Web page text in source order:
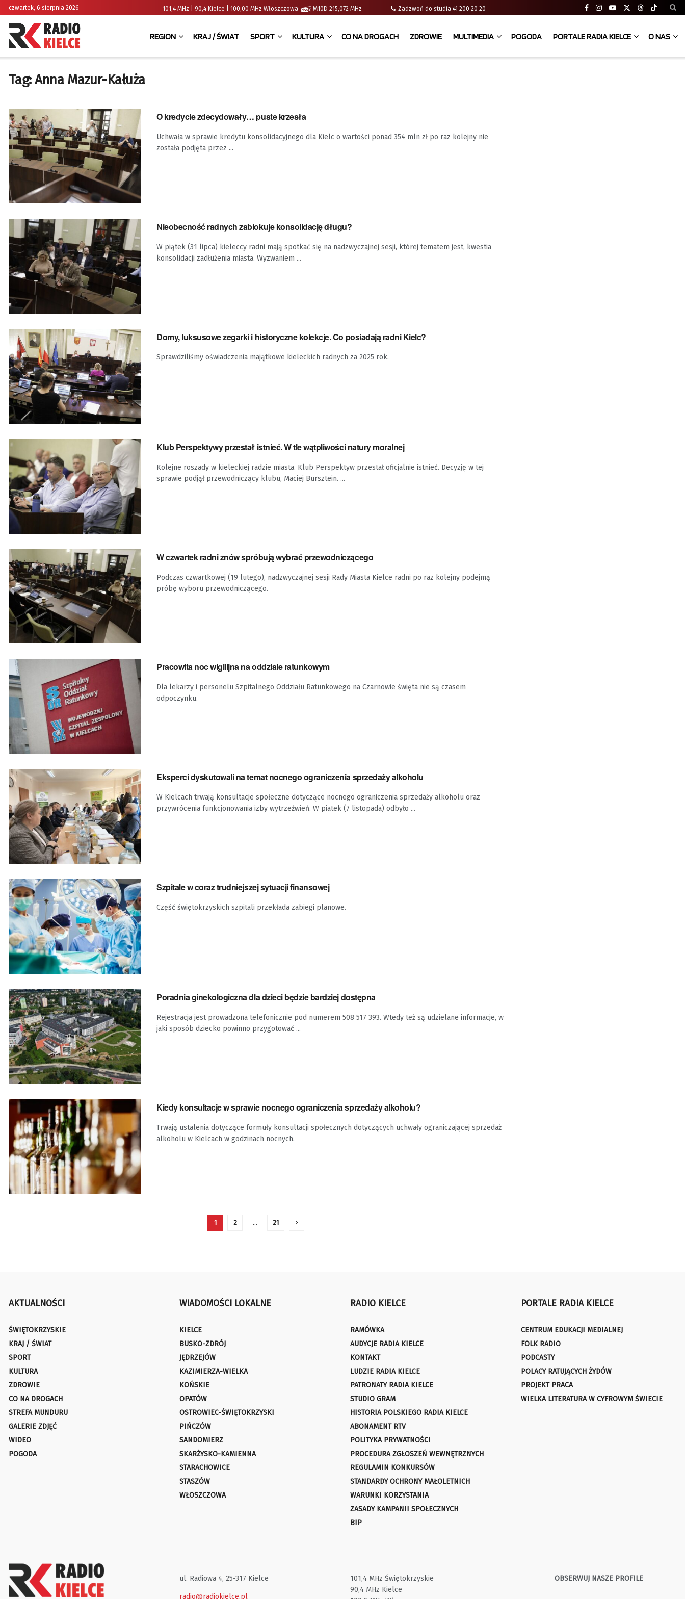
czwartek, 6 sierpnia 2026 101,4 MHz | 90,4 Kielce | 100,00 MHz Włoszczowa M10D 215,072 MHz Zadzwoń do studia 41 200 20 20
REGION KRAJ / ŚWIAT SPORT KULTURA CO NA DROGACH ZDROWIE MULTIMEDIA POGODA PORTALE RADIA KIELCE O NAS
Tag:Anna Mazur-Kałuża
O kredycie zdecydowały… puste krzesła
Uchwała w sprawie kredytu konsolidacyjnego dla Kielc o wartości ponad 354 mln zł po raz kolejny nie
została podjęta przez ...
Nieobecność radnych zablokuje konsolidację długu?
W piątek (31 lipca) kieleccy radni mają spotkać się na nadzwyczajnej sesji, której tematem jest, kwestia
konsolidacji zadłużenia miasta. Wyzwaniem ...
Domy, luksusowe zegarki i historyczne kolekcje. Co posiadają radni Kielc?
Sprawdziliśmy oświadczenia majątkowe kieleckich radnych za 2025 rok.
Klub Perspektywy przestał istnieć. W tle wątpliwości natury moralnej
Kolejne roszady w kieleckiej radzie miasta. Klub Perspektyw przestał oficjalnie istnieć. Decyzję w tej
sprawie podjął przewodniczący klubu, Maciej Bursztein. ...
W czwartek radni znów spróbują wybrać przewodniczącego
Podczas czwartkowej (19 lutego), nadzwyczajnej sesji Rady Miasta Kielce radni po raz kolejny podejmą
próbę wyboru przewodniczącego.
Pracowita noc wigilijna na oddziale ratunkowym
Dla lekarzy i personelu Szpitalnego Oddziału Ratunkowego na Czarnowie święta nie są czasem
odpoczynku.
Eksperci dyskutowali na temat nocnego ograniczenia sprzedaży alkoholu
W Kielcach trwają konsultacje społeczne dotyczące nocnego ograniczenia sprzedaży alkoholu oraz
przywrócenia funkcjonowania izby wytrzeźwień. W piatek (7 listopada) odbyło ...
Szpitale w coraz trudniejszej sytuacji finansowej
Część świętokrzyskich szpitali przekłada zabiegi planowe.
Poradnia ginekologiczna dla dzieci będzie bardziej dostępna
Rejestracja jest prowadzona telefonicznie pod numerem 508 517 393. Wtedy też są udzielane informacje, w
jaki sposób dziecko powinno przygotować ...
Kiedy konsultacje w sprawie nocnego ograniczenia sprzedaży alkoholu?
Trwają ustalenia dotyczące formuły konsultacji społecznych dotyczących uchwały ograniczającej sprzedaż
alkoholu w Kielcach w godzinach nocnych.
1 2 … 21
AKTUALNOŚCI
ŚWIĘTOKRZYSKIE
KRAJ / ŚWIAT
SPORT
KULTURA
ZDROWIE
CO NA DROGACH
STREFA MUNDURU
GALERIE ZDJĘĆ
WIDEO
POGODA
WIADOMOŚCI LOKALNE
KIELCE
BUSKO-ZDRÓJ
JĘDRZEJÓW
KAZIMIERZA-WIELKA
KOŃSKIE
OPATÓW
OSTROWIEC-ŚWIĘTOKRZYSKI
PIŃCZÓW
SANDOMIERZ
SKARŻYSKO-KAMIENNA
STARACHOWICE
STASZÓW
WŁOSZCZOWA
RADIO KIELCE
RAMÓWKA
AUDYCJE RADIA KIELCE
KONTAKT
LUDZIE RADIA KIELCE
PATRONATY RADIA KIELCE
STUDIO GRAM
HISTORIA POLSKIEGO RADIA KIELCE
ABONAMENT RTV
POLITYKA PRYWATNOŚCI
PROCEDURA ZGŁOSZEŃ WEWNĘTRZNYCH
REGULAMIN KONKURSÓW
STANDARDY OCHRONY MAŁOLETNICH
WARUNKI KORZYSTANIA
ZASADY KAMPANII SPOŁECZNYCH
BIP
PORTALE RADIA KIELCE
CENTRUM EDUKACJI MEDIALNEJ
FOLK RADIO
PODCASTY
POLACY RATUJĄCYCH ŻYDÓW
PROJEKT PRACA
WIELKA LITERATURA W CYFROWYM ŚWIECIE
ul. Radiowa 4, 25-317 Kielce
radio@radiokielce.pl
101,4 MHz Świętokrzyskie
90,4 MHz Kielce
OBSERWUJ NASZE PROFILE